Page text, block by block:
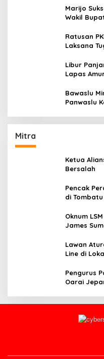
Marijo
Wakil
Ratusan
Laksana
Libur
Lapas
Bawaslu
Panwaslu
Mitra
Ketua
Bersalah
Pencak
di Tombatu
Oknum
James
Lawan
Line di
Pengurus
Oarai